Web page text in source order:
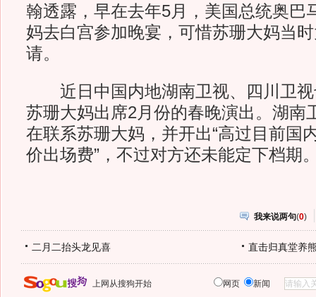
翰透露，早在去年5月，美国总统奥巴
妈去白宫参加晚宴，可惜苏珊大妈当
请。
近日中国内地湖南卫视、四川卫视
苏珊大妈出席2月份的春晚演出。湖南
在联系苏珊大妈，并开出“高过目前国
价出场费”，不过对方还未能定下档期
我来说两句(0)
二月二抬头龙见喜 直击归真堂养
上网从搜狗开始 网页 新闻